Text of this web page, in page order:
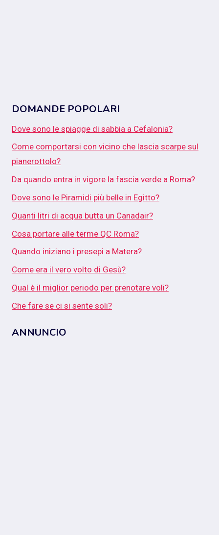
DOMANDE POPOLARI
Dove sono le spiagge di sabbia a Cefalonia?
Come comportarsi con vicino che lascia scarpe sul
pianerottolo?
Da quando entra in vigore la fascia verde a Roma?
Dove sono le Piramidi più belle in Egitto?
Quanti litri di acqua butta un Canadair?
Cosa portare alle terme QC Roma?
Quando iniziano i presepi a Matera?
Come era il vero volto di Gesù?
Qual è il miglior periodo per prenotare voli?
Che fare se ci si sente soli?
ANNUNCIO